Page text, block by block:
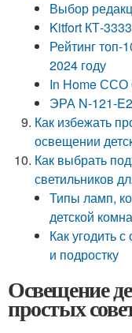
Выбор
Kitfort КТ-3333
Рейтинг топ-
2024 году
In Home ССО
ЭРА N-121-
Как избежать
освещении
Как выбрать
светильников
Типы ламп,
детской
Как угодить
и подростку
Освещение
простых